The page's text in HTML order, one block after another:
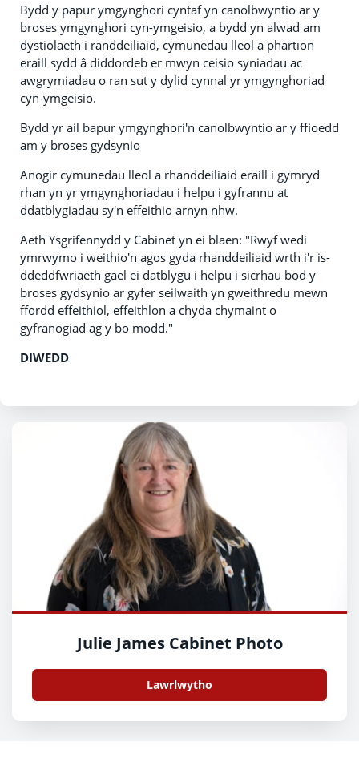
Bydd y papur ymgynghori cyntaf yn canolbwyntio ar y
broses ymgynghori cyn-ymgeisio, a bydd yn alwad am
dystiolaeth i randdeiliaid, cymunedau lleol a phartïon
eraill sydd â diddordeb er mwyn ceisio syniadau ac
awgrymiadau o ran sut y dylid cynnal yr ymgynghoriad
cyn-ymgeisio.
Bydd yr ail bapur ymgynghori'n canolbwyntio ar y ffioedd
am y broses gydsynio
Anogir cymunedau lleol a rhanddeiliaid eraill i gymryd
rhan yn yr ymgynghoriadau i helpu i gyfrannu at
ddatblygiadau sy'n effeithio arnyn nhw.
Aeth Ysgrifennydd y Cabinet yn ei blaen: "Rwyf wedi
ymrwymo i weithio'n agos gyda rhanddeiliaid wrth i'r is-
ddeddfwriaeth gael ei datblygu i helpu i sicrhau bod y
broses gydsynio ar gyfer seilwaith yn gweithredu mewn
ffordd effeithiol, effeithlon a chyda chymaint o
gyfranogiad ag y bo modd."
DIWEDD
Julie James Cabinet Photo
Lawrlwytho